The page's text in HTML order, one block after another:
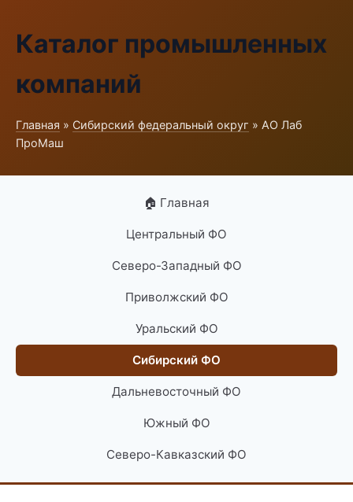
Каталог промышленных
компаний
Главная » Сибирский федеральный округ » АО Лаб
ПроМаш
🏠 Главная
Центральный ФО
Северо-Западный ФО
Приволжский ФО
Уральский ФО
Сибирский ФО
Дальневосточный ФО
Южный ФО
Северо-Кавказский ФО